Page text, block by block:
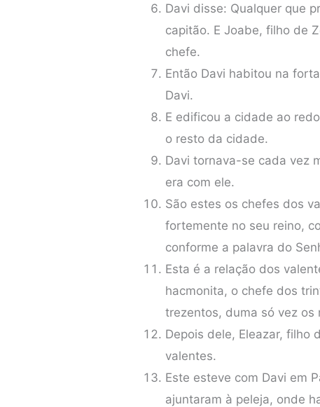
Davi disse: Qualquer que
capitão. E Joabe, filho de
chefe.
Então Davi habitou na
Davi.
E edificou a cidade ao
o resto da cidade.
Davi tornava-se cada vez
era com ele.
São estes os chefes dos
fortemente no seu reino,
conforme a palavra do
Esta é a relação dos
hacmonita, o chefe dos
trezentos, duma só vez os
Depois dele, Eleazar, filho
valentes.
Este esteve com Davi em
ajuntaram à peleja, onde